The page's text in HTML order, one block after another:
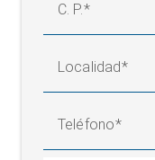
C. P.
Localidad
Teléfono